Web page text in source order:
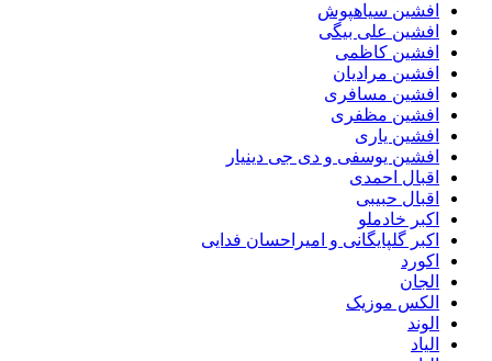
افشین سیاهپوش
افشین علی بیگی
افشین کاظمی
افشین مرادیان
افشین مسافری
افشین مظفری
افشین یاری
افشین یوسفی و دی جی دینیار
اقبال احمدی
اقبال حبیبی
اکبر خادملو
اکبر گلپایگانی و امیراحسان فدایی
اکورد
الجان
الکس موزیک
الوند
الیاد